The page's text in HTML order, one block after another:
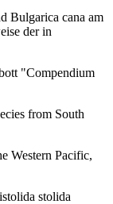
Bulgarica cana am
der in
"Compendium
from South
Western Pacific,
stolida